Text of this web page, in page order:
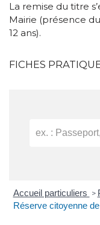
La remise du titre
Mairie (présence
12 ans).
FICHES
Accueil particuliers >
Réserve citoyenne